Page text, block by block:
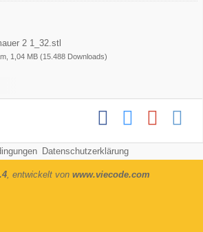
2 1_32.stl
1,04 MB (15.488 Downloads)
Datenschutzerklärung
, entwickelt von www.viecode.com